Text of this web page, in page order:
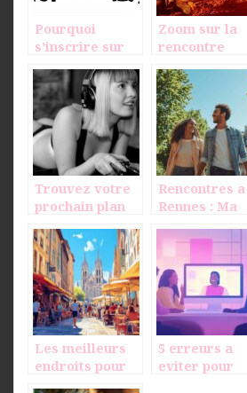
Pourquoi
s’inscrire sur
rencontre en
ligne ?
Zoom sur la
rencontre
ligne
Trouvez votre
prochain plan
UnPlanCulCeSoi
r.com !
Rencontres a
Rennes : Ma
grace a Badoo
Les meilleurs
endroits pour
5 erreurs a
eviter pour